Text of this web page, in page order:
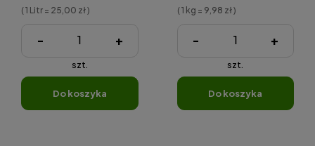
( 1 Litr = 25,00 zł )
- +
szt.
do koszyka
( 1 kg = 9,98 zł )
- +
szt.
do koszyka